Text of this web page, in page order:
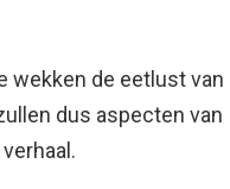
wekken de eetlust van
dus aspecten van